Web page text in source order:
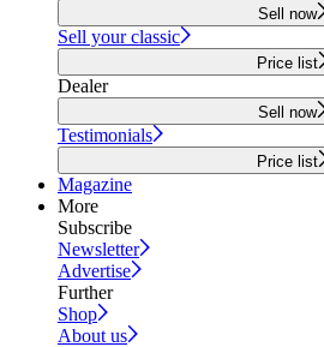
Sell now
Sell your classic
Price list
Dealer
Sell now
Testimonials
Price list
Magazine
More
Subscribe
Newsletter
Advertise
Further
Shop
About us